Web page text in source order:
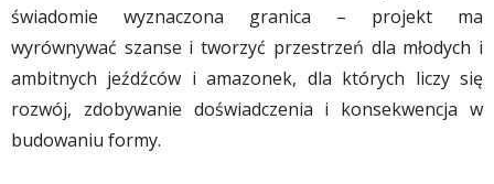
świadomie wyznaczona granica – projekt ma
wyrównywać szanse i tworzyć przestrzeń dla młodych i
ambitnych jeźdźców i amazonek, dla których liczy się
rozwój, zdobywanie doświadczenia i konsekwencja w
budowaniu formy.